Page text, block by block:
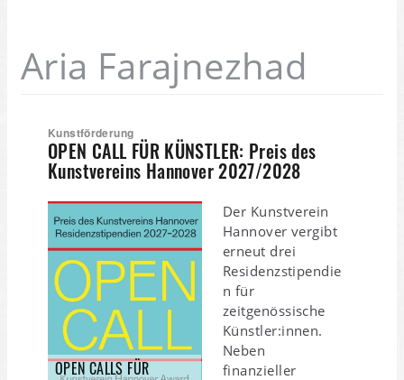
Aria Farajnezhad
Kunstförderung
OPEN CALL FÜR KÜNSTLER: Preis des
Kunstvereins Hannover 2027/2028
OPEN CALLS FÜR
Der Kunstverein
Hannover vergibt
erneut drei
Residenzstipendie
n für
zeitgenössische
Künstler:innen.
Neben
finanzieller